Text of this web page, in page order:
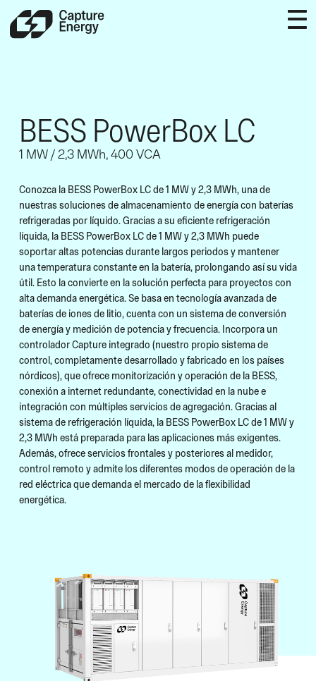
BESS PowerBox LC
1 MW / 2,3 MWh, 400 VCA
Conozca la BESS PowerBox LC de 1 MW y 2,3 MWh, una de
nuestras soluciones de almacenamiento de energía con baterías
refrigeradas por líquido. Gracias a su eficiente refrigeración
líquida, la BESS PowerBox LC de 1 MW y 2,3 MWh puede
soportar altas potencias durante largos periodos y mantener
una temperatura constante en la batería, prolongando así su vida
útil. Esto la convierte en la solución perfecta para proyectos con
alta demanda energética. Se basa en tecnología avanzada de
baterías de iones de litio, cuenta con un sistema de conversión
de energía y medición de potencia y frecuencia. Incorpora un
controlador Capture integrado (nuestro propio sistema de
control, completamente desarrollado y fabricado en los países
nórdicos), que ofrece monitorización y operación de la BESS,
conexión a internet redundante, conectividad en la nube e
integración con múltiples servicios de agregación. Gracias al
sistema de refrigeración líquida, la BESS PowerBox LC de 1 MW y
2,3 MWh está preparada para las aplicaciones más exigentes.
Además, ofrece servicios frontales y posteriores al medidor,
control remoto y admite los diferentes modos de operación de la
red eléctrica que demanda el mercado de la flexibilidad
energética.